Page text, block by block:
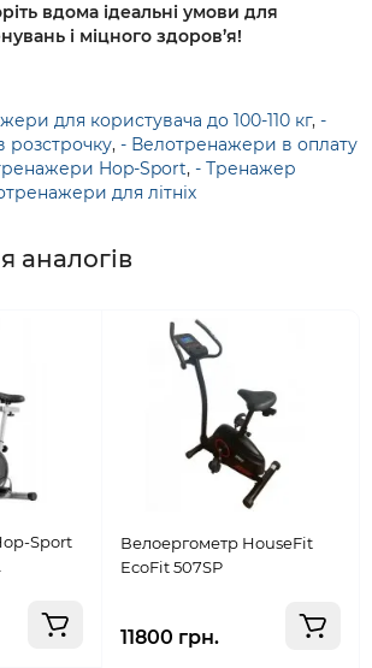
вдома ідеальні умови для
і міцного здоров’я!
для користувача до 100-110 кг, -
, - Велотренажери в оплату
Hop-Sport, - Тренажер
для літніх
аналогів
Sport
Велоергометр HouseFit
EcoFit 507SP
11800 грн.